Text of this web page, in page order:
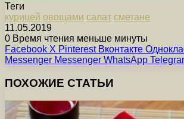
Теги
курицей овощами салат сметане
11.05.2019
0 Время чтения меньше минуты
Facebook X Pinterest Вконтакте
Messenger Messenger WhatsApp
ПОХОЖИЕ СТАТЬИ